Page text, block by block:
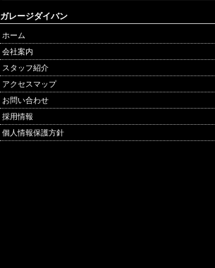
ガレージダイバン
ホーム
会社案内
スタッフ紹介
アクセスマップ
お問い合わせ
採用情報
個人情報保護方針